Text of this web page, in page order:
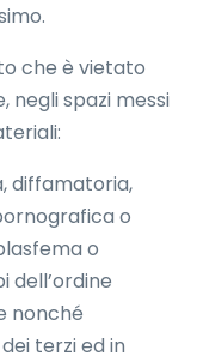
che è vietato
negli spazi messi
diffamatoria,
o
o
dell’ordine
nonché
terzi ed in